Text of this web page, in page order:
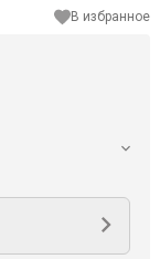
В избранное